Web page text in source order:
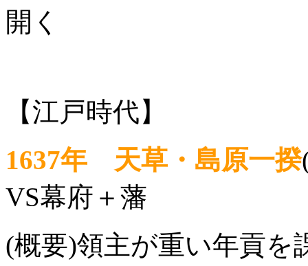
開く
【江戸時代】
1637年 天草・島原一揆
VS幕府＋藩
(概要)領主が重い年貢を